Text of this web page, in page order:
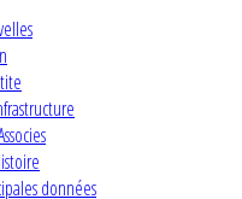
données